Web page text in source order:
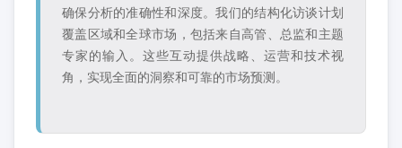
确保分析的准确性和深度。我们的结构化访谈计划
覆盖区域和全球市场，包括来自高管、总监和主题
专家的输入。这些互动提供战略、运营和技术视
角，实现全面的洞察和可靠的市场预测。